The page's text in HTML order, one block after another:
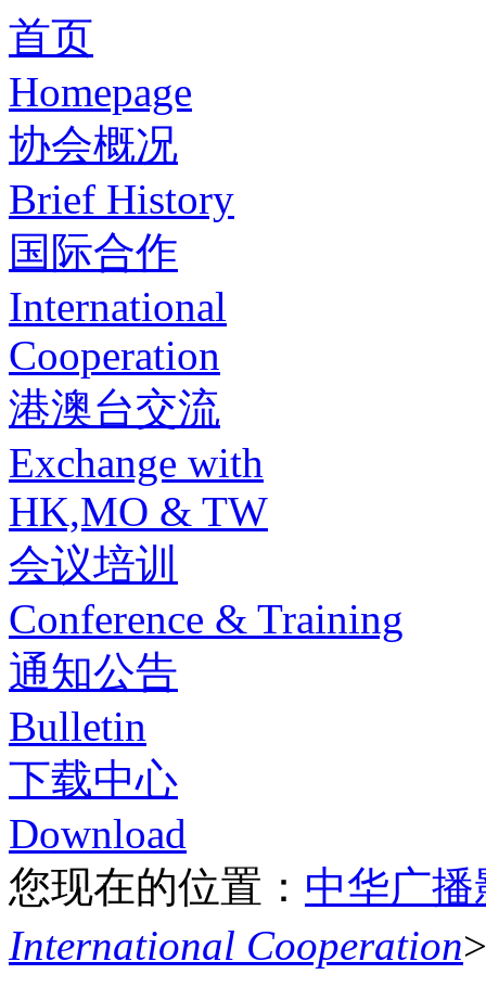
首页
Homepage
协会概况
Brief History
国际合作
International
Cooperation
港澳台交流
Exchange with
HK,MO & TW
会议培训
Conference & Training
通知公告
Bulletin
下载中心
Download
您现在的位置： 中华广
International Cooperation